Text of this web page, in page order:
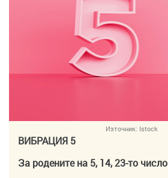
Източник: Istock
ВИБРАЦИЯ 5
За родените на 5, 14, 23-то число